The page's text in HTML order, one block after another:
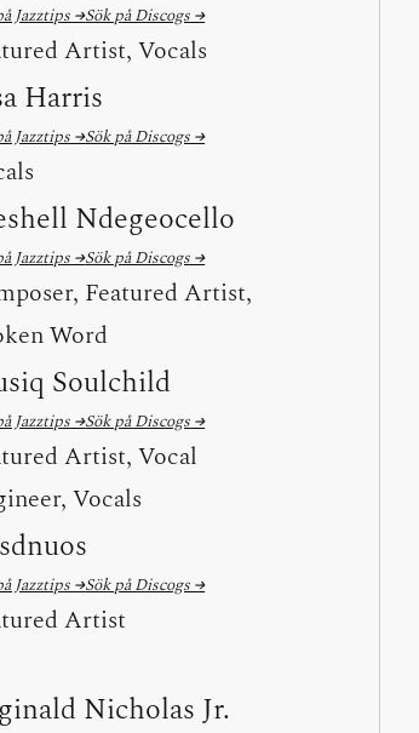
Jazztips →Sök på Discogs →
Artist, Vocals
Harris
Jazztips →Sök på Discogs →
Ndegeocello
Jazztips →Sök på Discogs →
Featured Artist,
Word
Soulchild
Jazztips →Sök på Discogs →
Artist, Vocal
Vocals
Jazztips →Sök på Discogs →
Artist
Nicholas Jr.